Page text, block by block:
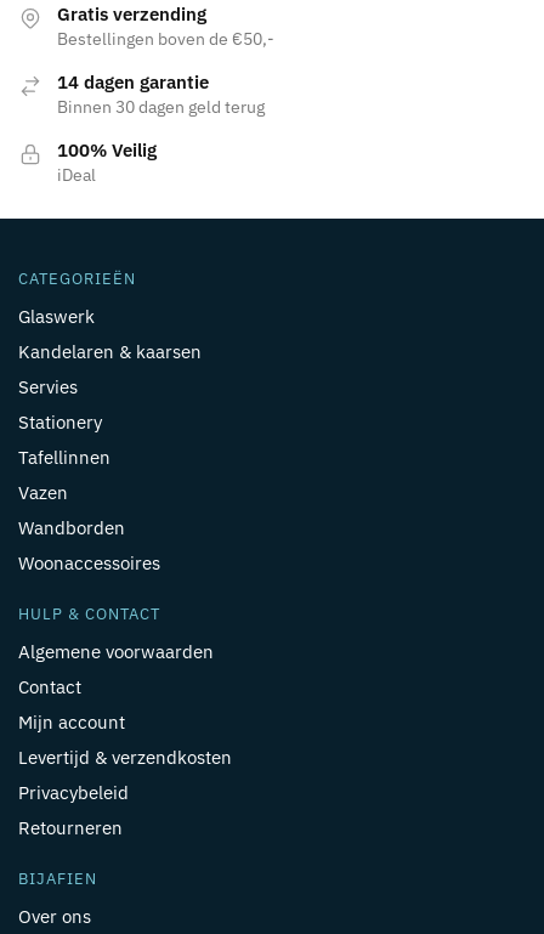
Gratis verzending
Bestellingen boven de €50,-
14 dagen garantie
Binnen 30 dagen geld terug
100% Veilig
iDeal
CATEGORIEËN
Glaswerk
Kandelaren & kaarsen
Servies
Stationery
Tafellinnen
Vazen
Wandborden
Woonaccessoires
HULP & CONTACT
Algemene voorwaarden
Contact
Mijn account
Levertijd & verzendkosten
Privacybeleid
Retourneren
BIJAFIEN
Over ons